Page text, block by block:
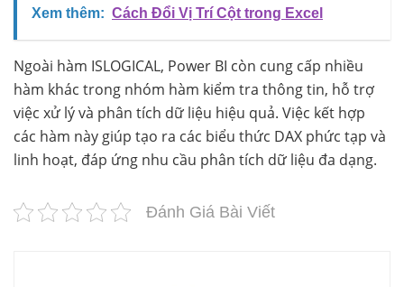
Xem thêm: Cách Đổi Vị Trí Cột trong Excel
Ngoài hàm ISLOGICAL, Power BI còn cung cấp nhiều
hàm khác trong nhóm hàm kiểm tra thông tin, hỗ trợ
việc xử lý và phân tích dữ liệu hiệu quả. Việc kết hợp
các hàm này giúp tạo ra các biểu thức DAX phức tạp và
linh hoạt, đáp ứng nhu cầu phân tích dữ liệu đa dạng.
Đánh Giá Bài Viết